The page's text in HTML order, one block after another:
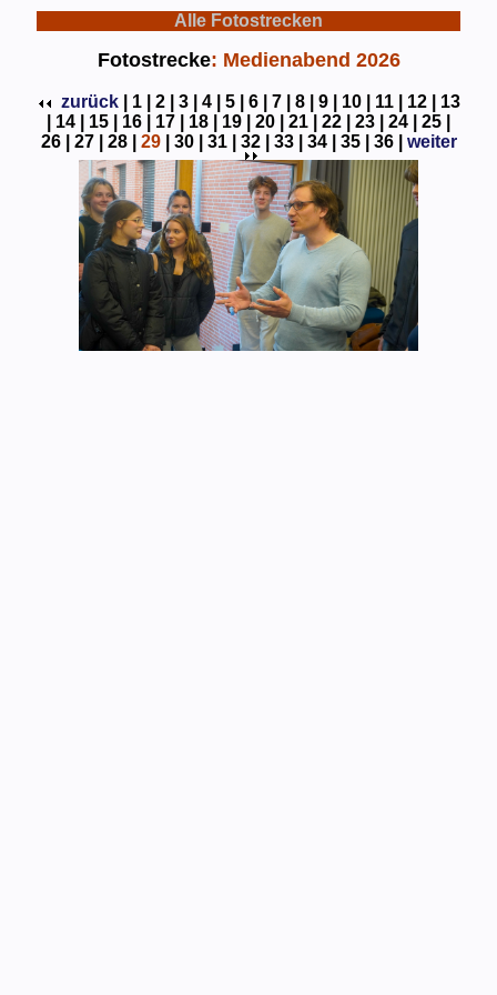
Alle Fotostrecken
Fotostrecke: Medienabend 2026
zurück 1 | 2 | 3 | 4 | 5 | 6 | 7 | 8 | 9 | 10 | 11 | 12 |
13
14 | 15 | 16 | 17 | 18 | 19 | 20 | 21 | 22 | 23 | 24 |
25 |
26 |
27 | 28 | 29| 30 | 31 | 32 | 33 | 34 | 35 | 36 | weiter